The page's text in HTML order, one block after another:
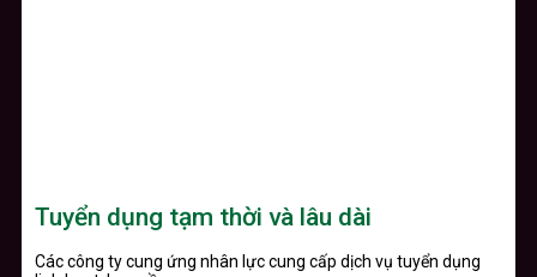
Tuyển dụng tạm thời và lâu dài
Các công ty cung ứng nhân lực cung cấp dịch vụ tuyển dụng